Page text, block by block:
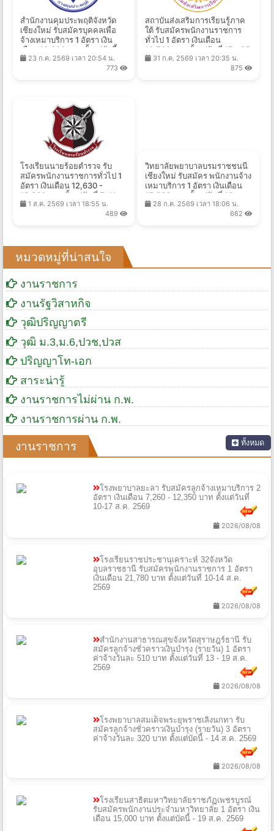
สำนักงานคุมประพฤติจังหวัด
เชียงใหม่ รับสมัครบุคคลเพื่อ
จ้างเหมาบริการ 1 อัตรา เงิน
เดือน 10,000 บาท ตั้งแต่บัดนี้ -
10 ส.ค. 2569
23 ก.ค. 2569 เวลา 20:54 น.
773
สถาบันส่งเสริมการเรียนรู้ภาค
ใต้ รับสมัครพนักงานราชการ
ทั่วไป 1 อัตรา เงินเดือน
16,700 บาท ตั้งแต่วันที่ 17 - 25
ส.ค. 2569
31 ก.ค. 2569 เวลา 20:35 น.
875
โรงเรียนนายร้อยตำรวจ รับ
สมัครพนักงานราชการทั่วไป 1
อัตรา เงินเดือน 12,630 -
13,660 บาท ตั้งแต่วันที่ 5-11
ส.ค. 2569
1 ส.ค. 2569 เวลา 18:55 น.
489
วิทยาลัยพยาบาลบรมราชชนนี
เชียงใหม่ รับสมัคร พนักงานจ้าง
เหมาบริการ 1 อัตรา เงินเดือน
15,000 บาท ตั้งแต่วันที่ 16 ก.ค.
- 14 ส.ค. 2569
28 ก.ค. 2569 เวลา 18:06 น.
662
หมวดหมู่ที่น่าสนใจ
งานราชการ
งานรัฐวิสาหกิจ
วุฒิปริญญาตรี
วุฒิ ม.3,ม.6,ปวช,ปวส
ปริญญาโท-เอก
สาระน่ารู้
งานราชการไม่ผ่าน ก.พ.
งานราชการผ่าน ก.พ.
งานราชการ ทั้งหมด
โรงพยาบาลยะลา รับสมัครลูกจ้างเหมาบริการ 2
อัตรา เงินเดือน 7,260 - 12,350 บาท ตั้งแต่วันที่
10-17 ส.ค. 2569
2026/08/08
โรงเรียนราชประชานุเคราะห์ 32จังหวัด
อุบลราชธานี รับสมัครพนักงานราชการ 1 อัตรา
เงินเดือน 21,780 บาท ตั้งแต่วันที่ 10-14 ส.ค.
2569
2026/08/08
สํานักงานสาธารณสุขจังหวัดสุราษฎร์ธานี รับ
สมัครลูกจ้างชั่วคราวเงินบํารุง (รายวัน) 1 อัตรา
ค่าจ้างวันละ 510 บาท ตั้งแต่วันที่ 13 - 19 ส.ค.
2569
2026/08/08
โรงพยาบาลสมเด็จพระยุพราชเลิงนกทา รับ
สมัครลูกจ้างชั่วคราวเงินบํารุง (รายวัน) 3 อัตรา
ค่าจ้างวันละ 320 บาท ตั้งแต่บัดนี้ - 14 ส.ค. 2569
2026/08/08
โรงเรียนสาธิตมหาวิทยาลัยราชภัฏเพชรบูรณ์
รับสมัครพนักงานประจำมหาวิทยาลัย 1 อัตรา เงิน
เดือน 15,000 บาท ตั้งแต่บัดนี้ - 19 ส.ค. 2569